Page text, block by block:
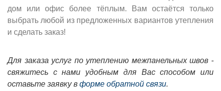
дом или офис более тёплым. Вам остаётся только
выбрать любой из предложенных вариантов утепления
и сделать заказ!
Для заказа услуг по утеплению межпанельных швов -
свяжитесь с нами удобным для Вас способом или
оставьте заявку в форме обратной связи.